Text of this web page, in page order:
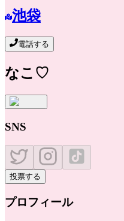
池袋
電話する
なこ♡
SNS
投票する
プロフィール